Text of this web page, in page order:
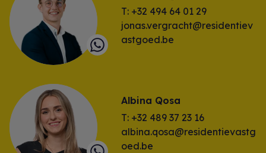
T: +32 494 64 01 29
jonas.vergracht@residentiev
astgoed.be
Albina Qosa
T: +32 489 37 23 16
albina.qosa@residentievastg
oed.be